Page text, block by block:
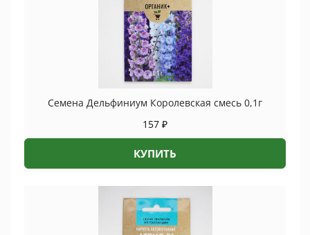
Семена Дельфиниум Королевская смесь 0,1г
157 ₽
КУПИТЬ